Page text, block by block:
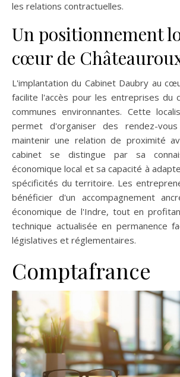
les relations contractuelles.
Un positionnement
cœur de
L'implantation du Cabinet Daubry au
facilite l'accès pour les entreprises du
communes environnantes. Cette
permet d'organiser des rendez-
maintenir une relation de proximité
cabinet se distingue par sa
économique local et sa capacité à
spécificités du territoire. Les
bénéficier d'un accompagnement
économique de l'Indre, tout en
technique actualisée en permanence
législatives et réglementaires.
Comptafrance